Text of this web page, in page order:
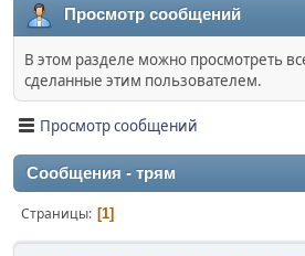
Просмотр сообщений
В этом разделе можно просмотреть
сделанные этим пользователем.
Просмотр сообщений
Сообщения - трям
Страницы 1